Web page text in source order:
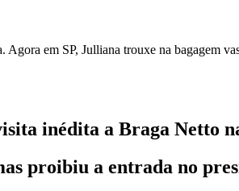
em SP, Julliana trouxe na bagagem
inédita a Braga Netto
proibiu a entrada no